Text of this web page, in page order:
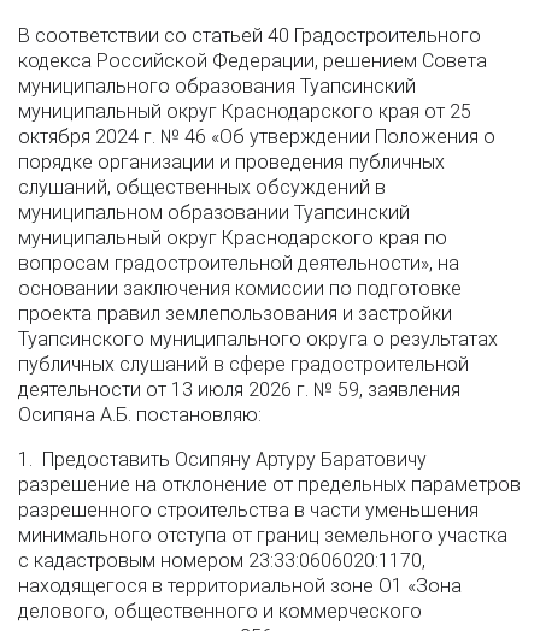
В соответствии со статьей 40 Градостроительного
кодекса Российской Федерации, решением Совета
муниципального образования Туапсинский
муниципальный округ Краснодарского края от 25
октября 2024 г. № 46 «Об утверждении Положения о
порядке организации и проведения публичных
слушаний, общественных обсуждений в
муниципальном образовании Туапсинский
муниципальный округ Краснодарского края по
вопросам градостроительной деятельности», на
основании заключения комиссии по подготовке
проекта правил землепользования и застройки
Туапсинского муниципального округа о результатах
публичных слушаний в сфере градостроительной
деятельности от 13 июля 2026 г. № 59, заявления
Осипяна А.Б. постановляю:
1. Предоставить Осипяну Артуру Баратовичу
разрешение на отклонение от предельных параметров
разрешенного строительства в части уменьшения
минимального отступа от границ земельного участка
с кадастровым номером 23:33:0606020:1170,
находящегося в территориальной зоне О1 «Зона
делового, общественного и коммерческого